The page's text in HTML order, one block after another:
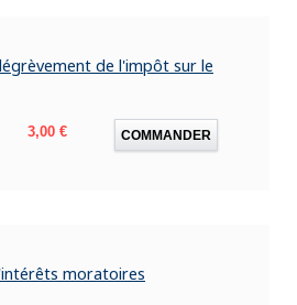
de l'impôt sur le
Prix
3,00 € COMMANDER
moratoires